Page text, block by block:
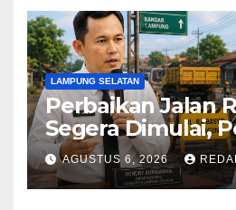
LAMPUNG SELATAN
Perbaikan Jalan
Segera Dimulai,
Lampung
Mobilitas Warga
dan Nyaman
AGUSTUS 6, 2026